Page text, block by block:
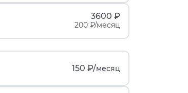
3600 ₽
200 ₽/месяц
150 ₽/месяц